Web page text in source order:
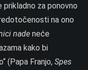
za ponovno
na ono
nade neće
kako bi
(Papa Franjo, Spes